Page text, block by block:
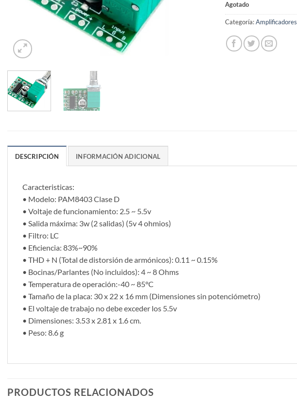
Agotado
Categoría:Amplificadores
DESCRIPCIÓN INFORMACIÓN ADICIONAL
Caracteristicas:
• Modelo: PAM8403 Clase D
• Voltaje de funcionamiento: 2.5 ~ 5.5v
• Salida máxima: 3w (2 salidas) (5v 4 ohmios)
• Filtro: LC
• Eficiencia: 83%~90%
• THD + N (Total de distorsión de armónicos): 0.11 ~ 0.15%
• Bocinas/Parlantes (No incluidos): 4 ~ 8 Ohms
• Temperatura de operación:-40 ~ 85°C
• Tamaño de la placa: 30 x 22 x 16 mm (Dimensiones sin potenciómetro)
• El voltaje de trabajo no debe exceder los 5.5v
• Dimensiones: 3.53 x 2.81 x 1.6 cm.
• Peso: 8.6 g
PRODUCTOS RELACIONADOS